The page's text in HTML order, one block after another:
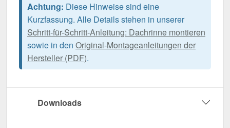
Achtung: Diese Hinweise sind eine
Kurzfassung. Alle Details stehen in unserer
Schritt-für-Schritt-Anleitung: Dachrinne montieren
sowie in den Original-Montageanleitungen der
Hersteller (PDF).
Downloads